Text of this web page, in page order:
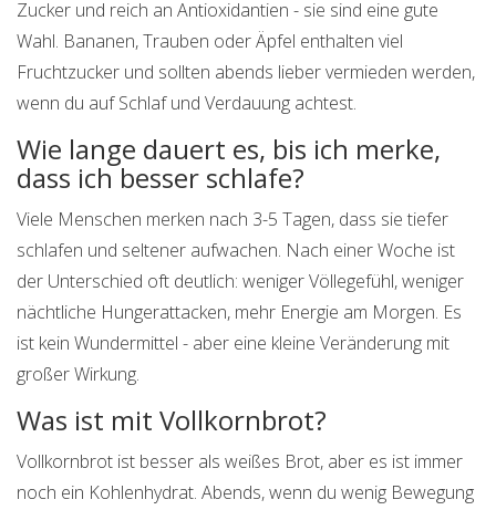
Zucker und reich an Antioxidantien - sie sind eine gute
Wahl. Bananen, Trauben oder Äpfel enthalten viel
Fruchtzucker und sollten abends lieber vermieden werden,
wenn du auf Schlaf und Verdauung achtest.
Wie lange dauert es, bis ich merke,
dass ich besser schlafe?
Viele Menschen merken nach 3-5 Tagen, dass sie tiefer
schlafen und seltener aufwachen. Nach einer Woche ist
der Unterschied oft deutlich: weniger Völlegefühl, weniger
nächtliche Hungerattacken, mehr Energie am Morgen. Es
ist kein Wundermittel - aber eine kleine Veränderung mit
großer Wirkung.
Was ist mit Vollkornbrot?
Vollkornbrot ist besser als weißes Brot, aber es ist immer
noch ein Kohlenhydrat. Abends, wenn du wenig Bewegung